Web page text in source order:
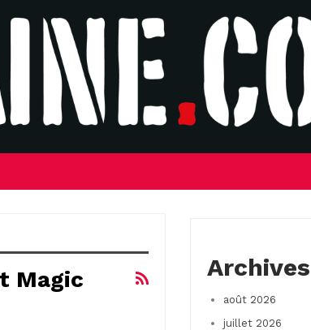
Magic
Archives
août 2026
juillet 2026